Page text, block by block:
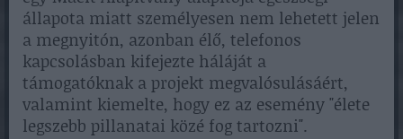
állapota miatt személyesen nem lehetett jelen
a megnyitón, azonban élő, telefonos
kapcsolásban kifejezte háláját a
támogatóknak a projekt megvalósulásáért,
valamint kiemelte, hogy ez az esemény "élete
legszebb pillanatai közé fog tartozni".